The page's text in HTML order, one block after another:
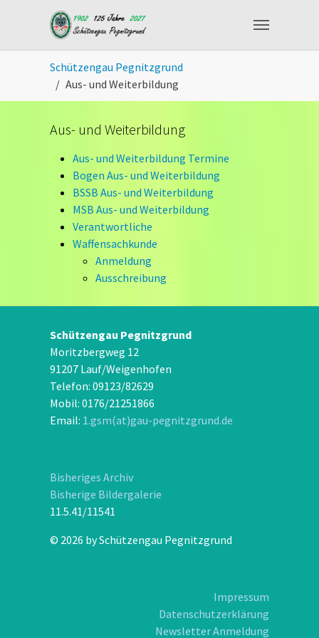
Skip to main content
Schützengau Pegnitzgrund
Aus- und Weiterbildung
Aus- und Weiterbildung
Aus- und Weiterbildung Termine
Bogen Aus- und Weiterbildung
BSSB Aus- und Weiterbildung
MSB Aus- und Weiterbildung
Verantwortliche
Waffensachkunde
Anmeldung
Ausschreibung
Schützengau Pegnitzgrund
Moritzbergweg 12
91207 Lauf/Weigenhofen
Telefon: 09123/82629
Mobil: 0176/21251866
Email: 1.gsm(at)gau-pegnitzgrund.de
Bisheriges Archiv
Bisherige Bildergalerie
11.5.41/11541
© 2026 by Schützengau Pegnitzgrund
Impressum
Datenschutzerklärung
Newsletter Anmeldung